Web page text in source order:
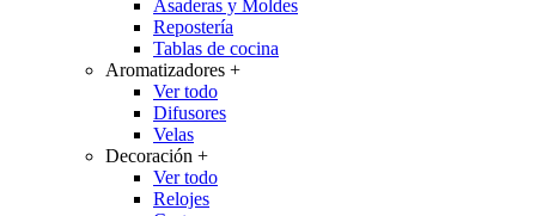
Asaderas y Moldes
Repostería
Tablas de cocina
Aromatizadores +
Ver todo
Difusores
Velas
Decoración +
Ver todo
Relojes